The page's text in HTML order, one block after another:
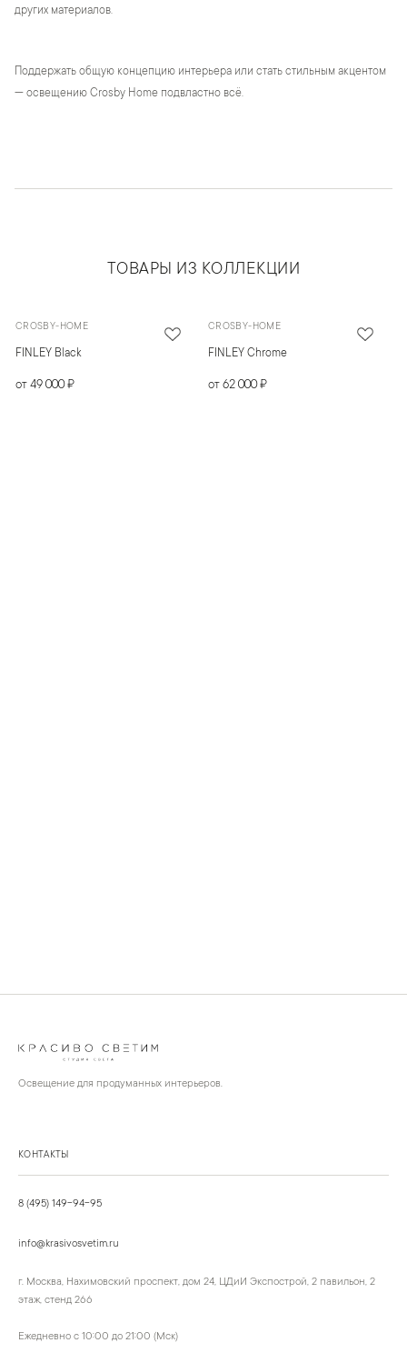
других материалов.
Поддержать общую концепцию интерьера или стать стильным акцентом
— освещению Crosby Home подвластно всё.
ТОВАРЫ ИЗ КОЛЛЕКЦИИ
CROSBY-HOME
FINLEY Black
от 49 000 ₽
CROSBY-HOME
FINLEY Chrome
от 62 000 ₽
Освещение для продуманных интерьеров.
КОНТАКТЫ
8 (495) 149-94-95
info@krasivosvetim.ru
г. Москва, Нахимовский проспект, дом 24, ЦДиИ Экспострой, 2 павильон, 2
этаж, стенд 266
Ежедневно с 10:00 до 21:00 (Мск)